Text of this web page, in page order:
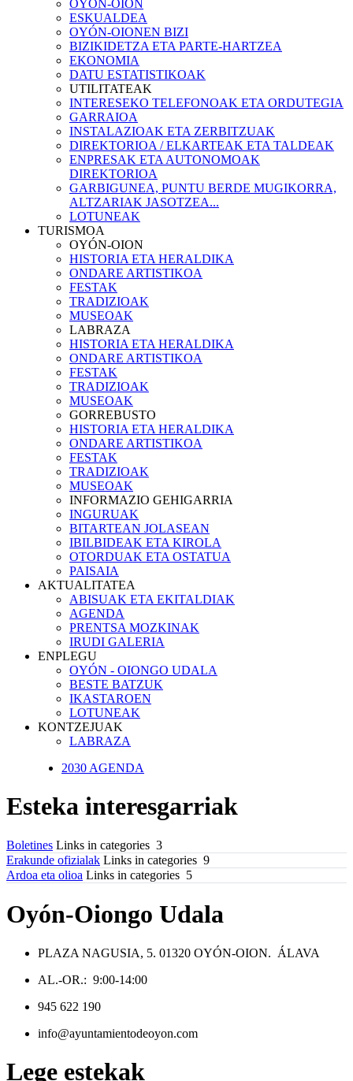
OYÓN-OION
ESKUALDEA
OYÓN-OIONEN BIZI
BIZIKIDETZA ETA PARTE-HARTZEA
EKONOMIA
DATU ESTATISTIKOAK
UTILITATEAK
INTERESEKO TELEFONOAK ETA ORDUTEGIA
GARRAIOA
INSTALAZIOAK ETA ZERBITZUAK
DIREKTORIOA / ELKARTEAK ETA TALDEAK
ENPRESAK ETA AUTONOMOAK
DIREKTORIOA
GARBIGUNEA, PUNTU BERDE MUGIKORRA,
ALTZARIAK JASOTZEA...
LOTUNEAK
TURISMOA
OYÓN-OION
HISTORIA ETA HERALDIKA
ONDARE ARTISTIKOA
FESTAK
TRADIZIOAK
MUSEOAK
LABRAZA
HISTORIA ETA HERALDIKA
ONDARE ARTISTIKOA
FESTAK
TRADIZIOAK
MUSEOAK
GORREBUSTO
HISTORIA ETA HERALDIKA
ONDARE ARTISTIKOA
FESTAK
TRADIZIOAK
MUSEOAK
INFORMAZIO GEHIGARRIA
INGURUAK
BITARTEAN JOLASEAN
IBILBIDEAK ETA KIROLA
OTORDUAK ETA OSTATUA
PAISAIA
AKTUALITATEA
ABISUAK ETA EKITALDIAK
AGENDA
PRENTSA MOZKINAK
IRUDI GALERIA
ENPLEGU
OYÓN - OIONGO UDALA
BESTE BATZUK
IKASTAROEN
LOTUNEAK
KONTZEJUAK
LABRAZA
2030 AGENDA
Esteka interesgarriak
Boletines Links in categories 3
Erakunde ofizialak Links in categories 9
Ardoa eta olioa Links in categories 5
Oyón-Oiongo Udala
PLAZA NAGUSIA, 5. 01320 OYÓN-OION. ÁLAVA
AL.-OR.: 9:00-14:00
945 622 190
info@ayuntamientodeoyon.com
Lege estekak